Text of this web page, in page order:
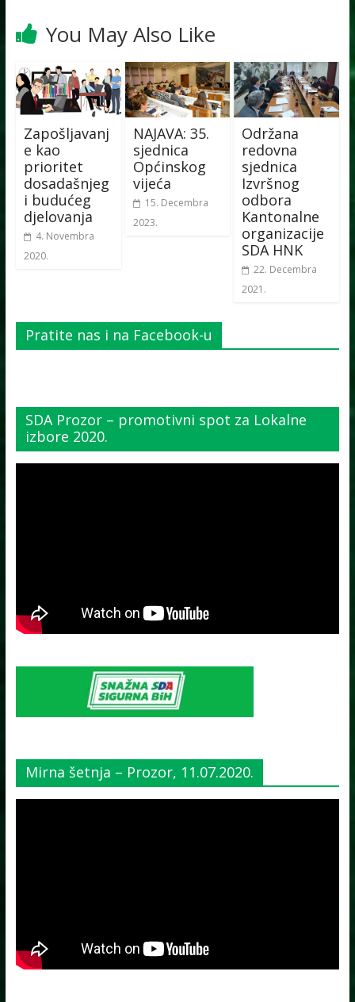
You May Also Like
Zapošljavanj
e kao
prioritet
dosadašnjeg
i budućeg
djelovanja
4. Novembra
2020.
NAJAVA: 35.
sjednica
Općinskog
vijeća
15. Decembra
2023.
Održana
redovna
sjednica
Izvršnog
odbora
Kantonalne
organizacije
SDA HNK
22. Decembra
2021.
Pratite nas i na Facebook-u
SDA Prozor – promotivni spot za Lokalne
izbore 2020.
Mirna šetnja – Prozor, 11.07.2020.